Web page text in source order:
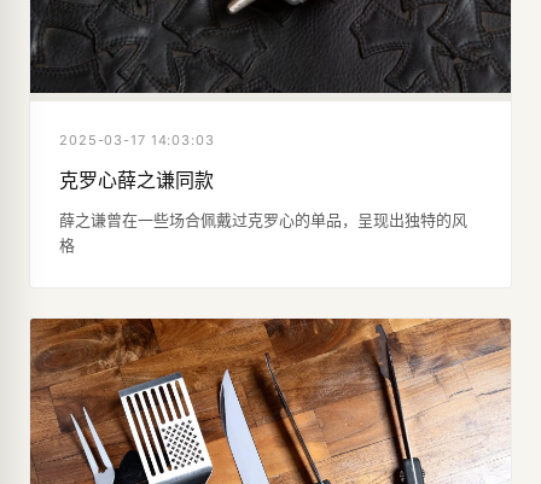
2025-03-17 14:03:03
克罗心薛之谦同款
薛之谦曾在一些场合佩戴过克罗心的单品，呈现出独特的风
格